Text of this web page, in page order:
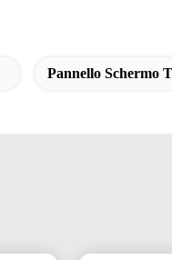
Pannello Schermo